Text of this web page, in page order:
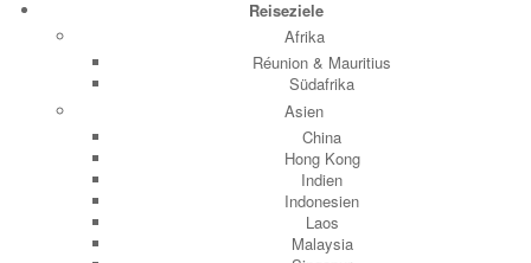
Reiseziele
Afrika
Réunion & Mauritius
Südafrika
Asien
China
Hong Kong
Indien
Indonesien
Laos
Malaysia